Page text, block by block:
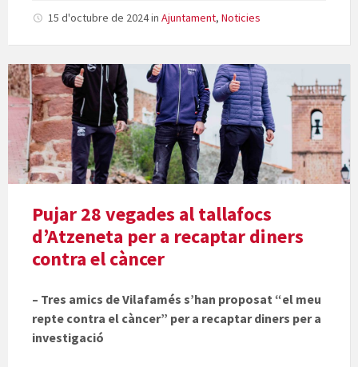
15 d'octubre de 2024in Ajuntament, Noticies
Pujar 28 vegades al tallafocs
d’Atzeneta per a recaptar diners
contra el càncer
– Tres amics de Vilafamés s’han proposat “el meu
repte contra el càncer” per a recaptar diners per a
investigació